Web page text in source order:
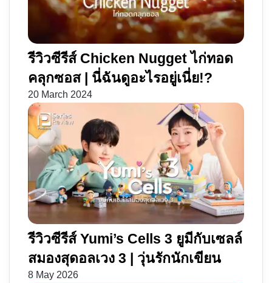
รีวิวซีรีส์ Chicken Nugget ไก่ทอด
คลุกซอส | นี่ฉันดูอะไรอยู่เนี่ย!?
20 March 2024
รีวิวซีรีส์ Yumi’s Cells 3 ยูมีกับเซลล์
สมองสุดอลเวง 3 | วุ่นรักนักเขียน
8 May 2026